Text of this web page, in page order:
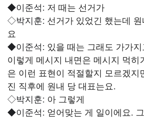
◆이준석: 저 때는 선거가
◇박지훈: 선거가 있었긴 했는데
요
◆이준석: 있을 때는 그래도 가가
이렇게 메시지 내면은 메시지 먹히
은 이런 표현이 적절할지 모르겠지
진 직후에 원내 당 대표는요.
◇박지훈: 아 그렇게
◆이준석: 얻어맞는 게 일이에요.